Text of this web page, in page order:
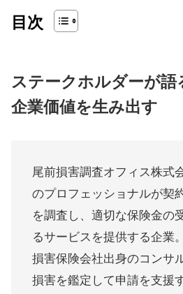
目次
ステークホルダーが語
企業価値を生み出す
尾前損害調査オフィス株式
のプロフェッショナルが契
を調査し、適切な保険金の
るサービスを提供する企業
損害保険会社出身のコンサ
損害を鑑定して申請を支援